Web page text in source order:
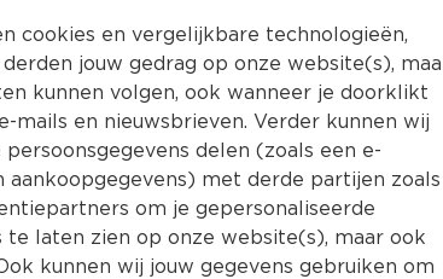
cookies en vergelijkbare technologieën,
jouw gedrag op onze website(s),
kunnen volgen, ook wanneer je doorklikt
mails en nieuwsbrieven. Verder kunnen wij
delen (zoals een e-
aankoopgegevens) met derde partijen zoals
om je gepersonaliseerde
te laten zien op onze website(s), maar ook
kunnen wij jouw gegevens gebruiken om